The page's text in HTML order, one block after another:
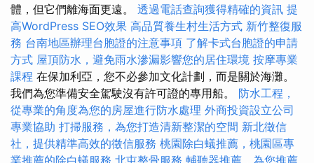
體，但它們離海面更遠。 透過電話查詢獲得精確的資訊 提
高WordPress SEO效果 高品質養生村生活方式 新竹整復服
務 台南地區辦理台胞證的注意事項 了解卡式台胞證的申請
方式 屋頂防水，避免雨水滲漏影響您的居住環境 按摩專業
課程 在保加利亞，您不必參加文化計劃，而是關於海灘。
我們為您準備安全駕駛沒有許可證的專用船。 防水工程，
從專業的角度為您的房屋進行防水處理 外商投資設立公司
專業協助 打掃服務，為您打造清新整潔的空間 新北徵信
社，提供精準高效的徵信服務 桃園除白蟻推薦，桃園區專
業推薦的除白蟻服務 北屯整骨服務 輔聽器推薦，為您推薦